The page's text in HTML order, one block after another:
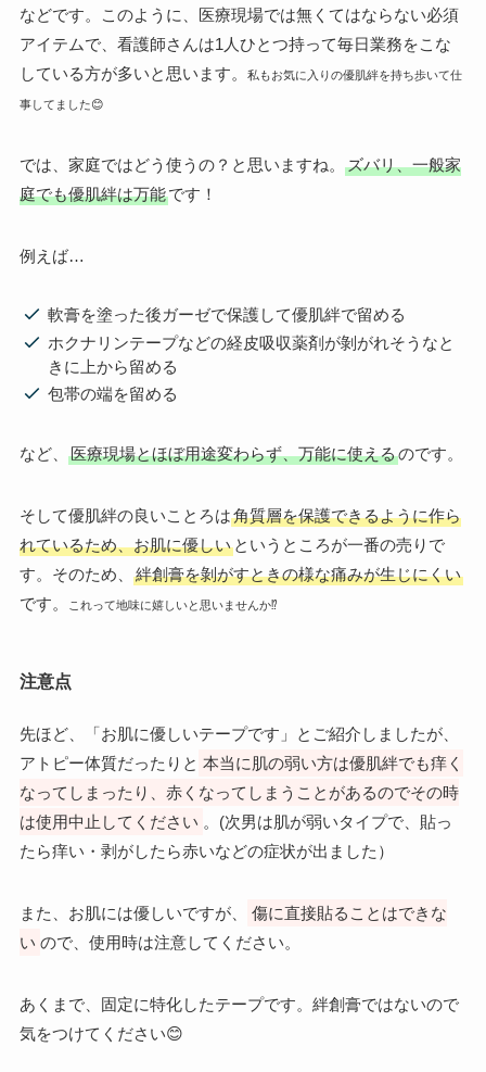
などです。このように、医療現場では無くてはならない必須
アイテムで、看護師さんは1人ひとつ持って毎日業務をこな
している方が多いと思います。
私もお気に入りの優肌絆を持ち歩いて仕
事してました😊
では、家庭ではどう使うの？と思いますね。
ズバリ、一般家
庭でも優肌絆は万能です！
例えば…
軟膏を塗った後ガーゼで保護して優肌絆で留める
ホクナリンテープなどの経皮吸収薬剤が剝がれそうなと
きに上から留める
包帯の端を留める
など、 医療現場とほぼ用途変わらず、万能に使えるのです。
そして優肌絆の良いことろは角質層を保護できるように作ら
れているため、お肌に優しいというところが一番の売りで
す。そのため、
絆創膏を剝がすときの様な痛みが生じにくい
です。
これって地味に嬉しいと思いませんか⁉
注意点
先ほど、「お肌に優しいテープです」とご紹介しましたが、
アトピー体質だったりと 本当に肌の弱い方は優肌絆でも痒く
なってしまったり、赤くなってしまうことがあるのでその時
は使用中止してください 。(次男は肌が弱いタイプで、貼っ
たら痒い・剥がしたら赤いなどの症状が出ました）
また、お肌には優しいですが、
傷に直接貼ることはできな
い ので、使用時は注意してください。
あくまで、固定に特化したテープです。絆創膏ではないので
気をつけてください😊